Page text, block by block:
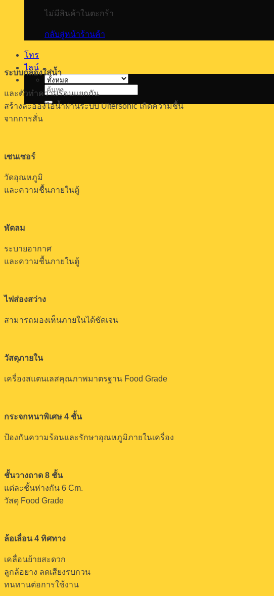
ไม่มีสินค้าในตะกร้า
กลับสู่หน้าร้านค้า
โทร
ไลน์
ค้นหา:
ระบบกล่องใส่น้ำ
และตัวทำความร้อนแยกกัน
สร้างละอองไอน้ำผ่านระบบ Ultersonic เกิดความชื้น
จากการสั่น
เซนเซอร์
วัดอุณหภูมิ
และความชื้นภายในตู้
พัดลม
ระบายอากาศ
และความชื้นภายในตู้
ไฟส่องสว่าง
สามารถมองเห็นภายในได้ชัดเจน
วัสดุภายใน
เครื่องสแตนเลสคุณภาพมาตรฐาน Food Grade
กระจกหนาพิเศษ 4 ชั้น
ป้องกันความร้อนและรักษาอุณหภูมิภายในเครื่อง
ชั้นวางถาด 8 ชั้น
แต่ละชั้นห่างกัน 6 Cm.
วัสดุ Food Grade
ล้อเลื่อน 4 ทิศทาง
เคลื่อนย้ายสะดวก
ลูกล้อยาง ลดเสียงรบกวน
ทนทานต่อการใช้งาน